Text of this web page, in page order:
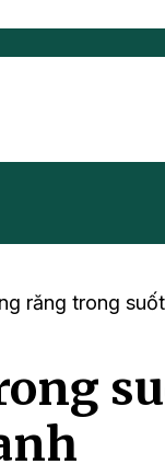
răng trong